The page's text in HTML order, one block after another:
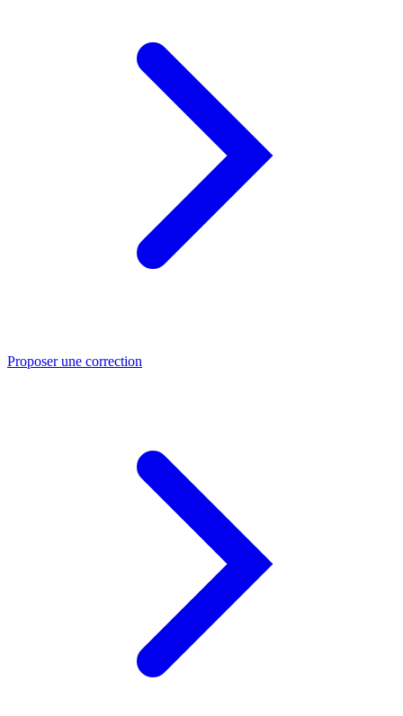
Proposer une correction